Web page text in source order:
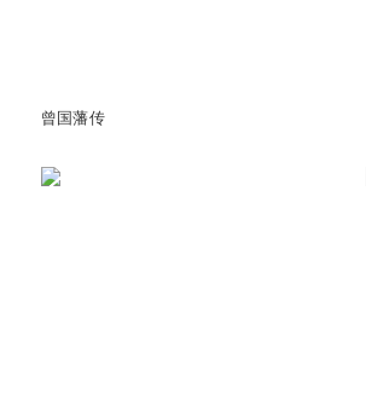
曾国藩传